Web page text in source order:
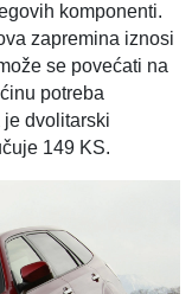
komponenti.
zapremina iznosi
se povećati na
potreba
dvolitarski
149 KS.